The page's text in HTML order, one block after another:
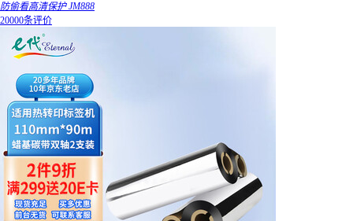
防偷看高清保护 JM888
20000条评价